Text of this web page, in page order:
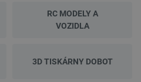
RC MODELY A
VOZIDLA
3D TISKÁRNY DOBOT